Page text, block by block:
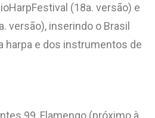
(18a. versão) e
versão), inserindo o Brasil
harpa e dos instrumentos de
99, Flamengo (próximo à